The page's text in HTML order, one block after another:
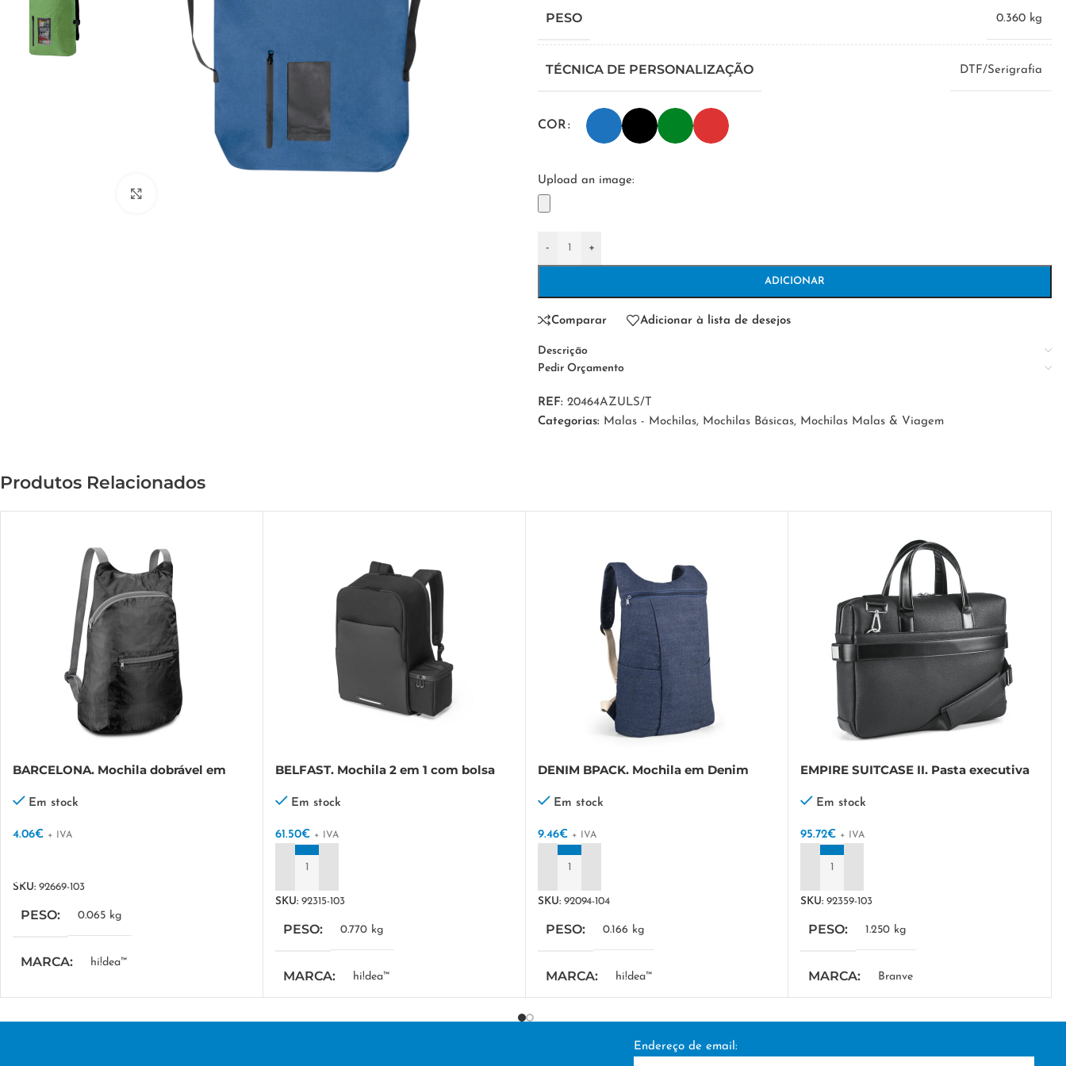
PESO 0.360 kg
TÉCNICA DE PERSONALIZAÇÃO DTF/Serigrafia
COR
Upload an image:
- +
ADICIONAR
Comparar Adicionar à lista de desejos
Descrição
Pedir Orçamento
REF: 20464AZULS/T
Categorias: Malas - Mochilas, Mochilas Básicas, Mochilas Malas & Viagem
Produtos Relacionados
BARCELONA. Mochila dobrável em
Em stock
4.06€ + IVA
SKU: 92669-103
PESO 0.065 kg
MARCA hi!dea™
BELFAST. Mochila 2 em 1 com bolsa
utilização em conjunto ou separado
Em stock
61.50€ + IVA
ADICIONAR
SKU: 92315-103
PESO 0.770 kg
MARCA hi!dea™
MEDIDA COMBINADA
DENIM BPACK. Mochila em Denim
Em stock
9.46€ + IVA
ADICIONAR
SKU: 92094-104
PESO 0.166 kg
MARCA hi!dea™
MEDIDA COMBINADA
EMPIRE SUITCASE II. Pasta executiva
Em stock
95.72€ + IVA
ADICIONAR
SKU: 92359-103
PESO 1.250 kg
MARCA Branve
MEDIDA COMBINADA
Endereço de email: